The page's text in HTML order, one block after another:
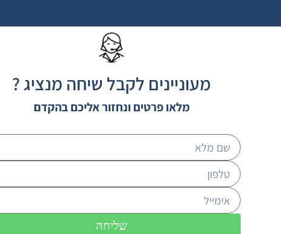
מעוניינים לקבל שיחה מנציג ?
מלאו פרטים ונחזור אליכם בהקדם
שליחה